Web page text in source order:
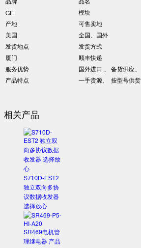
GE
模块
产地
可售卖地
美国
全国、国外
发货地点
发货方式
厦门
顺丰快递
服务优势
国外进口 、 备货供应、
产品特点
一手货源、 按型号供货
相关产品
S710D-EST2
独立双向多协
议数据收发器
选择放心